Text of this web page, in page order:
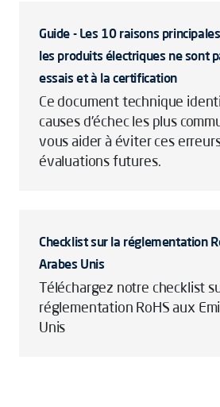
Guide - Les 10 raisons
les produits électriques ne sont
essais et à la certification
Ce document technique
causes d’échec les plus
vous aider à éviter ces
évaluations futures.
Checklist sur la réglementation
Arabes Unis
Téléchargez notre checklist
réglementation RoHS aux
Unis